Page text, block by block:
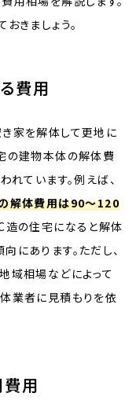
きましょう。
費用
家を解体して更地に
の建物本体の解体費
ています。例えば、
解体費用は90〜120
造の住宅になると解体
にあります。ただし、
域相場などによって
業者に見積もりを依
用